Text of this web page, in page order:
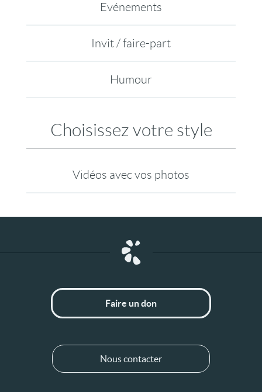
Evénements
Invit / faire-part
Humour
Choisissez votre style
Vidéos avec vos photos
Faire un don
Nous contacter